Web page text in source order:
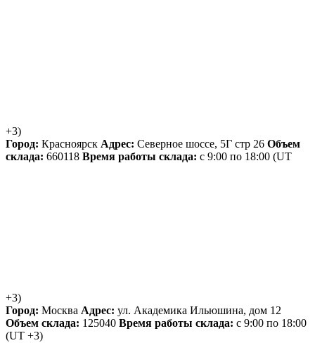
+3)
Город: Красноярск Адрес: Северное шоссе, 5Г стр 26 Объем
склада: 660118 Время работы склада: с 9:00 по 18:00 (UT
+3)
Город: Москва Адрес: ул. Академика Ильюшина, дом 12
Объем склада: 125040 Время работы склада: с 9:00 по 18:00
(UT +3)